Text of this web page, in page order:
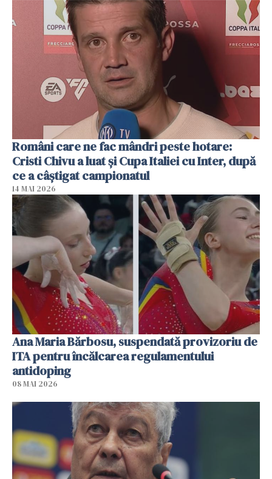
Români care ne fac mândri peste hotare:
Cristi Chivu a luat și Cupa Italiei cu Inter, după
ce a câștigat campionatul
14 MAI 2026
Ana Maria Bărbosu, suspendată provizoriu de
ITA pentru încălcarea regulamentului
antidoping
08 MAI 2026